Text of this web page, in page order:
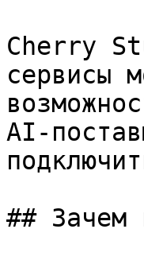
Cherry
сервисы
AI-
## Зачем